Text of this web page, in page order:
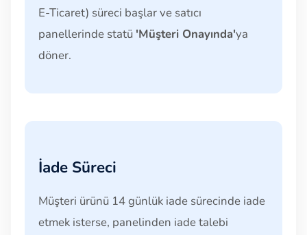
E-Ticaret) süreci başlar ve satıcı
panellerinde statü 'Müşteri Onayında'ya
döner.
İade Süreci
Müşteri ürünü 14 günlük iade sürecinde iade
etmek isterse, panelinden iade talebi